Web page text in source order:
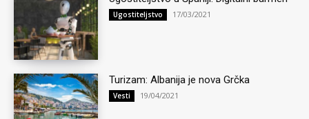
Ugostiteljstvo 17/03/2021
Turizam: Albanija je nova Grčka
Vesti 19/04/2021